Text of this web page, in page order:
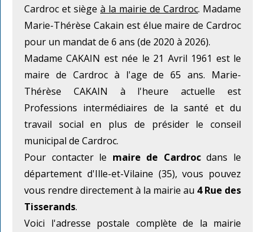
Cardroc et siège à la mairie de Cardroc. Madame
Marie-Thérèse Cakain est élue maire de Cardroc
pour un mandat de 6 ans (de 2020 à 2026).
Madame CAKAIN est née le 21 Avril 1961 est le
maire de Cardroc à l'age de 65 ans. Marie-
Thérèse CAKAIN à l'heure actuelle est
Professions intermédiaires de la santé et du
travail social en plus de présider le conseil
municipal de Cardroc.
Pour contacter le maire de Cardrocdans le
département d'Ille-et-Vilaine (35), vous pouvez
vous rendre directement à la mairie au 4 Rue des
Tisserands.
Voici l'adresse postale complète de la mairie